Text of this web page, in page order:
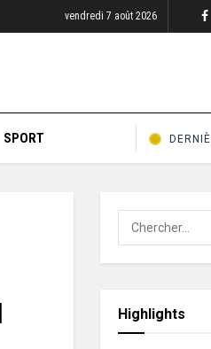
vendredi 7 août 2026
SPORT
Highlights